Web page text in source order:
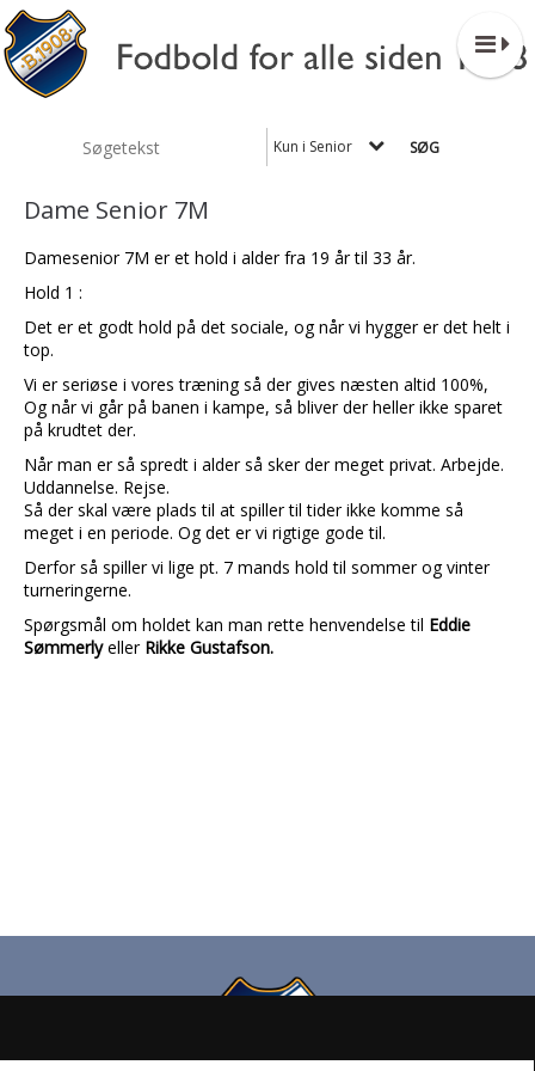
Kun i Senior
Dame Senior 7M
Damesenior 7M er et hold i alder fra 19 år til 33 år.
Hold 1 :
Det er et godt hold på det sociale, og når vi hygger er det helt i
top.
Vi er seriøse i vores træning så der gives næsten altid 100%,
Og når vi går på banen i kampe, så bliver der heller ikke sparet
på krudtet der.
Når man er så spredt i alder så sker der meget privat. Arbejde.
Uddannelse. Rejse.
Så der skal være plads til at spiller til tider ikke komme så
meget i en periode. Og det er vi rigtige gode til.
Derfor så spiller vi lige pt. 7 mands hold til sommer og vinter
turneringerne.
Spørgsmål om holdet kan man rette henvendelse til Eddie
Sømmerlyeller Rikke Gustafson.